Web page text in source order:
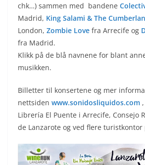
chk…) sammen med bandene
Madrid, King Salami & The
London, Zombie Love fra Arrecife og
fra Madrid.
Klikk på de blå navnene for blant
musikken.
Billetter til konsertene og mer
nettsiden www.sonidosliquidos.com
Librería El Puente i Arrecife, Consejo
de Lanzarote og ved flere turistkontor